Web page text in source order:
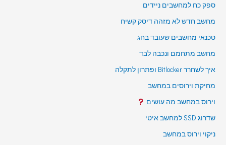
ספק כח למחשבים ניידים
מחשב חדש לא מזהה דיסק קשיח
טכנאי מחשבים שעובד בחג
מחשב מתחמם ונכבה לבד
איך לשחרר Bitlocker ופתרון לתקלה
מחיקת וירוסים במחשב
וירוס במחשב מה עושים
שדרוג SSD למחשב איטי
ניקוי וירוס במחשב